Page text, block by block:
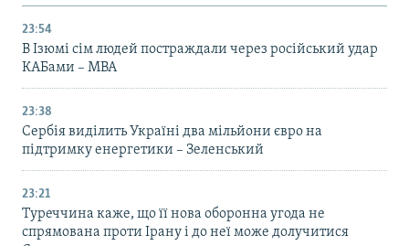
23:54
В Ізюмі сім людей постраждали через російський удар
КАБами – МВА
23:38
Сербія виділить Україні два мільйони євро на
підтримку енергетики – Зеленський
23:21
Туреччина каже, що її нова оборонна угода не
спрямована проти Ірану і до неї може долучитися